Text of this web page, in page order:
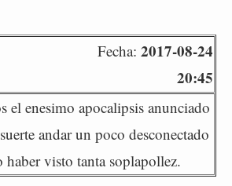
Fecha: 2017-08-24
20:45
el enesimo apocalipsis anunciado
andar un poco desconectado
visto tanta soplapollez.